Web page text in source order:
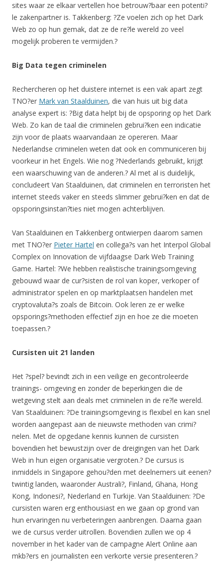
sites waar ze elkaar vertellen hoe betrouw?baar een potenti?
le zakenpartner is. Takkenberg: ?Ze voelen zich op het Dark
Web zo op hun gemak, dat ze de re?le wereld zo veel
mogelijk proberen te vermijden.?
Big Data tegen criminelen
Rechercheren op het duistere internet is een vak apart zegt
TNO?er Mark van Staalduinen, die van huis uit big data
analyse expert is: ?Big data helpt bij de opsporing op het Dark
Web. Zo kan de taal die criminelen gebrui?ken een indicatie
zijn voor de plaats waarvandaan ze opereren. Maar
Nederlandse criminelen weten dat ook en communiceren bij
voorkeur in het Engels. Wie nog ?Nederlands gebruikt, krijgt
een waarschuwing van de anderen.? Al met al is duidelijk,
concludeert Van Staalduinen, dat criminelen en terroristen het
internet steeds vaker en steeds slimmer gebrui?ken en dat de
opsporingsinstan?ties niet mogen achterblijven.
Van Staalduinen en Takkenberg ontwierpen daarom samen
met TNO?er Pieter Hartel en collega?s van het Interpol Global
Complex on Innovation de vijfdaagse Dark Web Training
Game. Hartel: ?We hebben realistische trainingsomgeving
gebouwd waar de cur?sisten de rol van koper, verkoper of
administrator spelen en op marktplaatsen handelen met
cryptovaluta?s zoals de Bitcoin. Ook leren ze er welke
opsporings?methoden effectief zijn en hoe ze die moeten
toepassen.?
Cursisten uit 21 landen
Het ?spel? bevindt zich in een veilige en gecontroleerde
trainings- omgeving en zonder de beperkingen die de
wetgeving stelt aan deals met criminelen in de re?le wereld.
Van Staalduinen: ?De trainingsomgeving is flexibel en kan snel
worden aangepast aan de nieuwste methoden van crimi?
nelen. Met de opgedane kennis kunnen de cursisten
bovendien het bewustzijn over de dreigingen van het Dark
Web in hun eigen organisatie vergroten.? De cursus is
inmiddels in Singapore gehou?den met deelnemers uit eenen?
twintig landen, waaronder Australi?, Finland, Ghana, Hong
Kong, Indonesi?, Nederland en Turkije. Van Staalduinen: ?De
cursisten waren erg enthousiast en we gaan op grond van
hun ervaringen nu verbeteringen aanbrengen. Daarna gaan
we de cursus verder uitrollen. Bovendien zullen we op 4
november in het kader van de campagne Alert Online aan
mkb?ers en journalisten een verkorte versie presenteren.?